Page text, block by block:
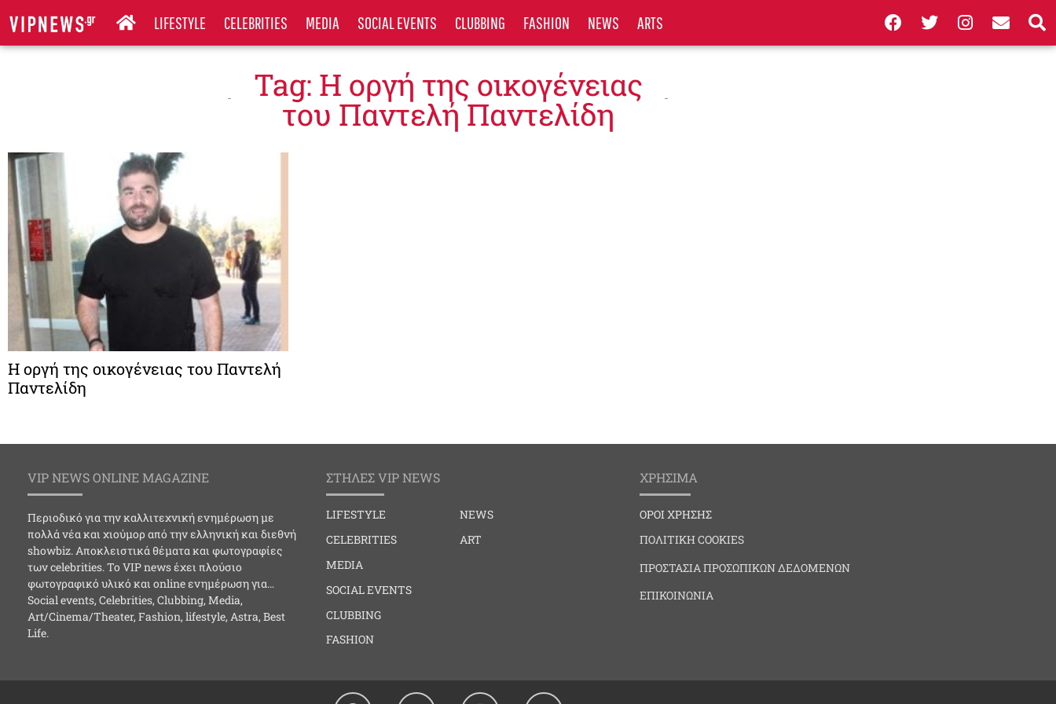
LIFESTYLE CELEBRITIES MEDIA SOCIAL EVENTS CLUBBING FASHION NEWS ARTS
Tag: Η οργή της οικογένειας
του Παντελή Παντελίδη
Η οργή της οικογένειας του Παντελή
Παντελίδη
VIP NEWS ONLINE MAGAZINE
Περιοδικό για την καλλιτεχνική ενημέρωση με
πολλά νέα και χιούμορ από την ελληνική και διεθνή
showbiz. Αποκλειστικά θέματα και φωτογραφίες
των celebrities. Το VIP news έχει πλούσιο
φωτογραφικό υλικό και online ενημέρωση για…
Social events, Celebrities, Clubbing, Media,
Art/Cinema/Theater, Fashion, lifestyle, Astra, Best
Life.
ΣΤΗΛΕΣ VIP NEWS
LIFESTYLE
CELEBRITIES
MEDIA
SOCIAL EVENTS
CLUBBING
FASHION
NEWS
ART
ΧΡΗΣΙΜΑ
ΟΡΟΙ ΧΡΗΣΗΣ
ΠΟΛΙΤΙΚΗ COOKIES
ΠΡΟΣΤΑΣΙΑ ΠΡΟΣΩΠΙΚΩΝ ΔΕΔΟΜΕΝΩΝ
ΕΠΙΚΟΙΝΩΝΙΑ